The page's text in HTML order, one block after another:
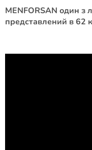
MENFORSAN один з
представлений в 62